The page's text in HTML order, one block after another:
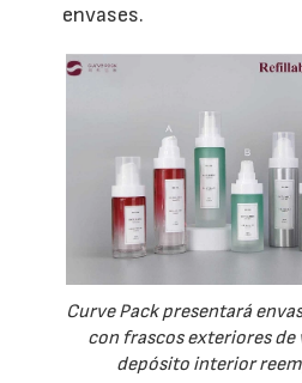
envases.
Curve Pack presentará
con frascos exteriores
depósito interior